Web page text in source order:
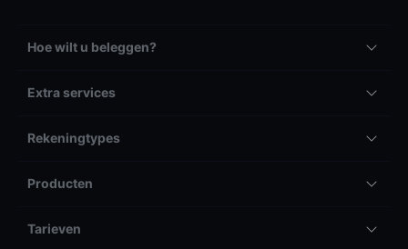
Hoe wilt u beleggen?
Extra services
Rekeningtypes
Producten
Tarieven